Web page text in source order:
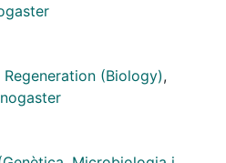
Whether ROS emerge
regeneration of
induced cell
the production of
a burst of ROS that
Regeneration (Biology),